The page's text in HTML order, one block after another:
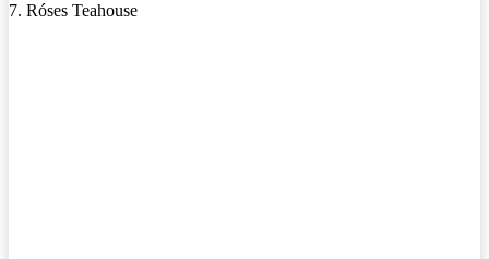
7. Róses Teahouse